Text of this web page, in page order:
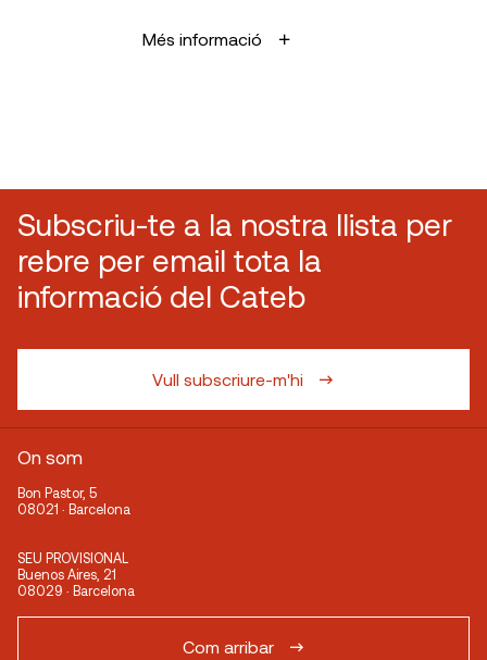
Més informació
Subscriu-te a la nostra llista per
rebre per email tota la
informació del Cateb
Vull subscriure-m'hi
On som
Bon Pastor, 5
08021 · Barcelona
SEU PROVISIONAL
Buenos Aires, 21
08029 · Barcelona
Com arribar